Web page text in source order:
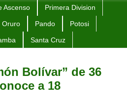
Ascenso Primera Division
Oruro Pando Potosi
Santa Cruz
Bolívar” de 36
a 18